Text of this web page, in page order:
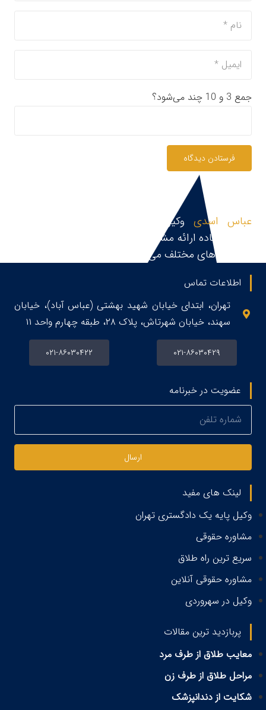
جمع 3 و 10 چند می‌شود؟
فرستادن دیدگاه
عباس اسدی وکیل پایه یک دادگستری و مشاور
حقوقی،آماده ارائه مشاوره حقوقی، قبول و پیگیری پرونده
در زمینه های مختلف می باشد.
اطلاعات تماس
تهران، ابتدای خیابان شهید بهشتی (عباس آباد)، خیابان
سهند، خیابان شهرتاش، پلاک ۲۸، طبقه چهارم واحد ۱۱
۰۲۱-۸۶۰۳۰۴۲۹ ۰۲۱-۸۶۰۳۰۴۲۲
عضویت در خبرنامه
ارسال
لینک های مفید
وکیل پایه یک دادگستری تهران
مشاوره حقوقی
سریع ترین راه طلاق
مشاوره حقوقی آنلاین
وکیل در سهروردی
پربازدید ترین مقالات
معایب طلاق از طرف مرد
مراحل طلاق از طرف زن
شکایت از دندانپزشک